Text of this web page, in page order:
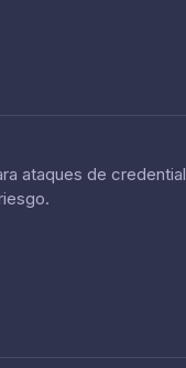
ataques de credential